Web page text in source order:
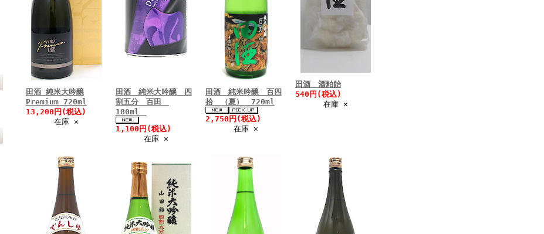
田酒 純米大吟醸
Premium 720ml
13,200円(税込)
在庫 ×
田酒 純米大吟醸 四
割五分 百田
180ml
1,100円(税込)
在庫 ×
田酒 純米吟醸 百四
拾 （夏） 720ml
2,750円(税込)
在庫 ×
田酒 酒粕飴
540円(税込)
在庫 ×